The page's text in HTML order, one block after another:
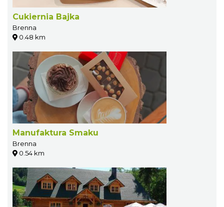
Cukiernia Bajka
Brenna
0.48 km
Manufaktura Smaku
Brenna
0.54 km